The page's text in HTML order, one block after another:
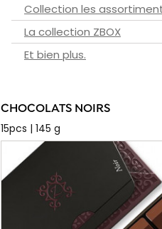
Collection les
La collection ZBOX
Et bien plus.
CHOCOLATS NOIRS
15pcs | 145 g